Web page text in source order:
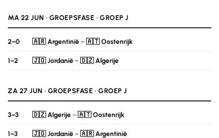
MA 22 JUN · GROEPSFASE · GROEP J
2–0 🇦🇷 Argentinië–🇦🇹 Oostenrijk
1–2 🇯🇴 Jordanië–🇩🇿 Algerije
ZA 27 JUN · GROEPSFASE · GROEP J
3–3 🇩🇿 Algerije–🇦🇹 Oostenrijk
1–3 🇯🇴 Jordanië–🇦🇷 Argentinië